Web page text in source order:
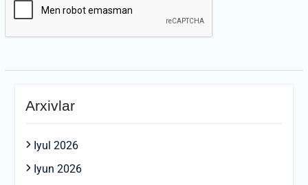
Arxivlar
Iyul 2026
Iyun 2026